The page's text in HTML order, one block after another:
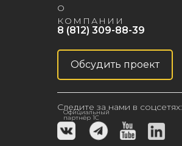
О
КОМПАНИИ
8 (812) 309-88-39
Обсудить проект
Следите за нами в соцсетях:
Официальный
партнёр 1С